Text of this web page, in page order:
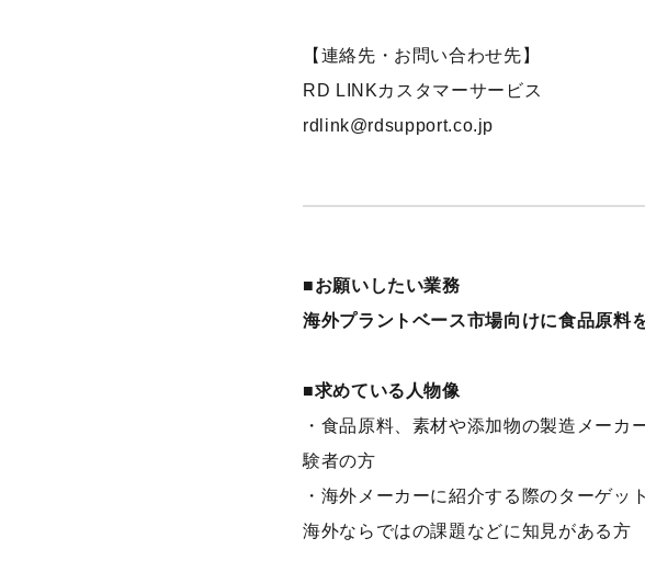
【連絡先・お問い合わせ先】
RD LINKカスタマーサービス
rdlink@rdsupport.co.jp
■お願いしたい業務
海外プラントベース市場向けに食品原料
■求めている人物像
・食品原料、素材や添加物の製造メー
験者の方
・海外メーカーに紹介する際のターゲッ
海外ならではの課題などに知見がある方